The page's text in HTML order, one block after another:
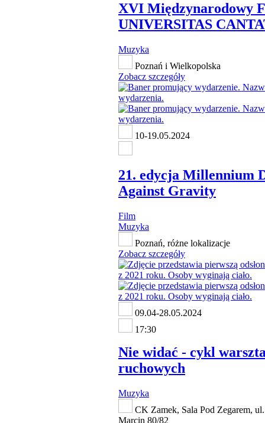
XVI Międzynarodowy
UNIVERSITAS
Muzyka
Poznań i Wielkopolska
Zobacz szczegóły
10-19.05.2024
21. edycja Millennium
Against Gravity
Film
Muzyka
Poznań, różne lokalizacje
Zobacz szczegóły
09.04-28.05.2024
17:30
Nie widać - cykl
ruchowych
Muzyka
CK Zamek, Sala Pod Zegarem,
Marcin 80/82